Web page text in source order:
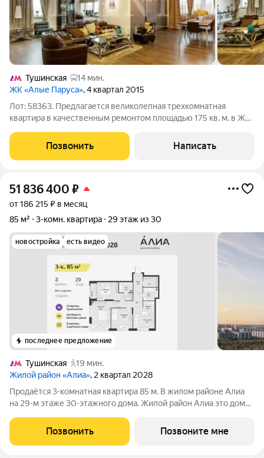
Тушинская
14 мин.
ЖК «Алые Паруса», 4 квартал 2015
Лот: 58363. Предлагается великолепная трехкомнатная
квартира в качественным ремонтом площадью 175 кв. м. в ЖК
две спальни, одна из которых со своим санузлом, гардеробная,
гостевой санузел.
Позвонить Написать
51 836 400 ₽
от 186 215 ₽ в месяц
85 м²
3-комн. квартира 29 этаж из 30
новостройка есть видео
последнее предложение
Тушинская
19 мин.
Жилой район «Алиа», 2 квартал 2028
Продаётся 3-комнатная квартира 85 м. В жилом районе Алиа
на 29-м этаже 30-этажного дома. Жилой район Алиа это дома
находится в Покровском-Стрешневе, экологически чистом
районе на престижном
Позвонить Позвоните мне